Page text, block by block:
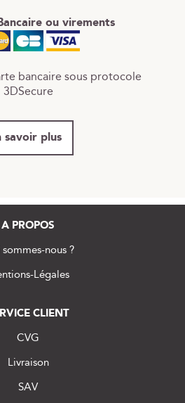
ou virements
bancaire sous protocole
3DSecure
savoir plus
A PROPOS
nous ?
Légales
CLIENT
CVG
Livraison
SAV